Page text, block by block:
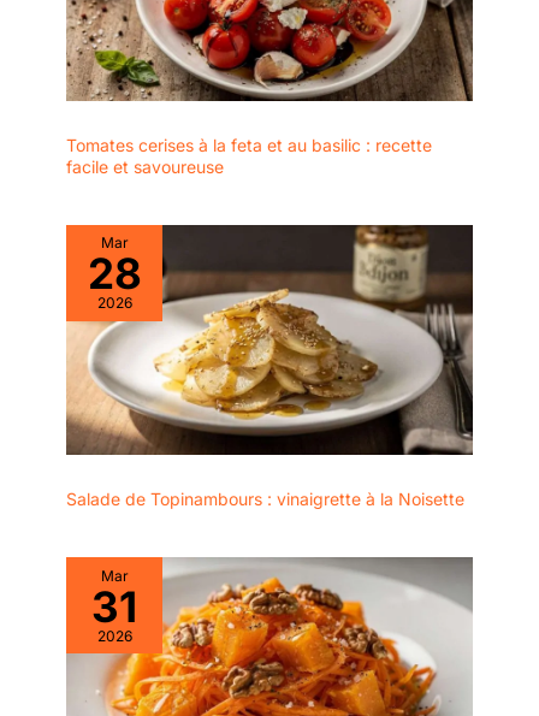
Tomates cerises à la feta et au basilic : recette
facile et savoureuse
Mar
28
2026
Salade de Topinambours : vinaigrette à la Noisette
Mar
31
2026